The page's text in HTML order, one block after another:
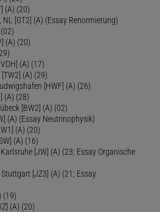
(A) (20)
[GT2] (A) (Essay Renormierung)
(A) (20)
(A) (17)
(A) (29)
[HWF] (A) (26)
(A) (28)
[BW2] (A) (02)
(A) (Essay Neutrinophysik)
(A) (20)
(A) (16)
[JW] (A) (23; Essay Organische
[JZ3] (A) (21; Essay
(19)
(A) (20)